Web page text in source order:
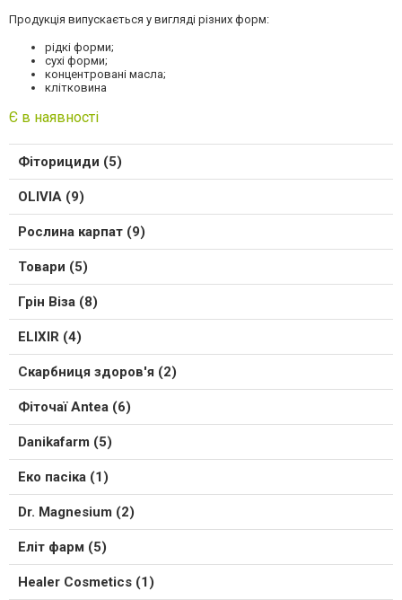
Продукція випускається у вигляді різних форм:
рідкі форми;
сухі форми;
концентровані масла;
клітковина
Є в наявності
Фіторициди (5)
OLIVIA (9)
Рослина карпат (9)
Товари (5)
Грін Віза (8)
ELIXIR (4)
Скарбниця здоров'я (2)
Фіточаї Antea (6)
Danikafarm (5)
Еко пасіка (1)
Dr. Magnesium (2)
Еліт фарм (5)
Healer Cosmetics (1)